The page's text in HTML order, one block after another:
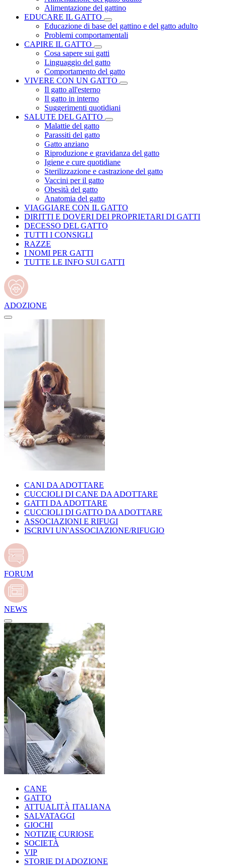
Alimentazione del gattino
EDUCARE IL GATTO
Educazione di base del gattino e del gatto adulto
Problemi comportamentali
CAPIRE IL GATTO
Cosa sapere sui gatti
Linguaggio del gatto
Comportamento del gatto
VIVERE CON UN GATTO
Il gatto all'esterno
Il gatto in interno
Suggerimenti quotidiani
SALUTE DEL GATTO
Malattie del gatto
Parassiti del gatto
Gatto anziano
Riproduzione e gravidanza del gatto
Igiene e cure quotidiane
Sterilizzazione e castrazione del gatto
Vaccini per il gatto
Obesità del gatto
Anatomia del gatto
VIAGGIARE CON IL GATTO
DIRITTI E DOVERI DEI PROPRIETARI DI GATTI
DECESSO DEL GATTO
TUTTI I CONSIGLI
RAZZE
I NOMI PER GATTI
TUTTE LE INFO SUI GATTI
ADOZIONE
CANI DA ADOTTARE
CUCCIOLI DI CANE DA ADOTTARE
GATTI DA ADOTTARE
CUCCIOLI DI GATTO DA ADOTTARE
ASSOCIAZIONI E RIFUGI
ISCRIVI UN'ASSOCIAZIONE/RIFUGIO
FORUM
NEWS
CANE
GATTO
ATTUALITÀ ITALIANA
SALVATAGGI
GIOCHI
NOTIZIE CURIOSE
SOCIETÀ
VIP
STORIE DI ADOZIONE